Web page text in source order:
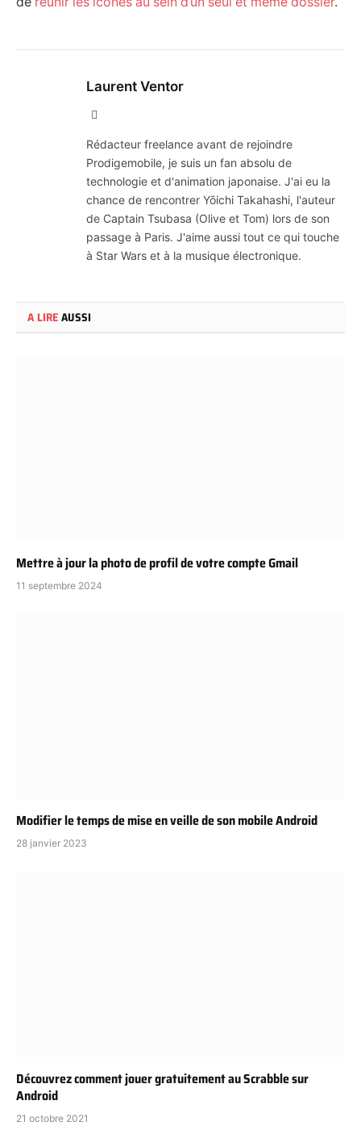
Laurent Ventor
Rédacteur freelance avant de rejoindre
Prodigemobile, je suis un fan absolu de
technologie et d'animation japonaise. J'ai eu la
chance de rencontrer Yōichi Takahashi, l'auteur
de Captain Tsubasa (Olive et Tom) lors de son
passage à Paris. J'aime aussi tout ce qui touche
à Star Wars et à la musique électronique.
A LIREAUSSI
Mettre à jour la photo de profil de votre compte Gmail
11 septembre 2024
Modifier le temps de mise en veille de son mobile Android
28 janvier 2023
Découvrez comment jouer gratuitement au Scrabble sur
Android
21 octobre 2021